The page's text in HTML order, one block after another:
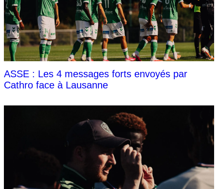
ASSE : Les 4 messages forts envoyés par
Cathro face à Lausanne